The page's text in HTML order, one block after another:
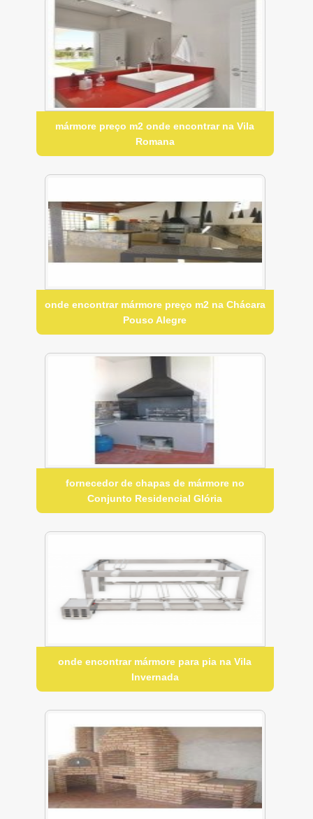
mármore preço m2 onde encontrar na Vila
Romana
onde encontrar mármore preço m2 na Chácara
Pouso Alegre
fornecedor de chapas de mármore no
Conjunto Residencial Glória
onde encontrar mármore para pia na Vila
Invernada